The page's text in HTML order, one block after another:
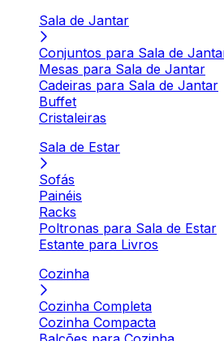
Sala de Jantar
Conjuntos para Sala de
Mesas para Sala de Jantar
Cadeiras para Sala de Jantar
Buffet
Cristaleiras
Sala de Estar
Sofás
Painéis
Racks
Poltronas para Sala de Estar
Estante para Livros
Cozinha
Cozinha Completa
Cozinha Compacta